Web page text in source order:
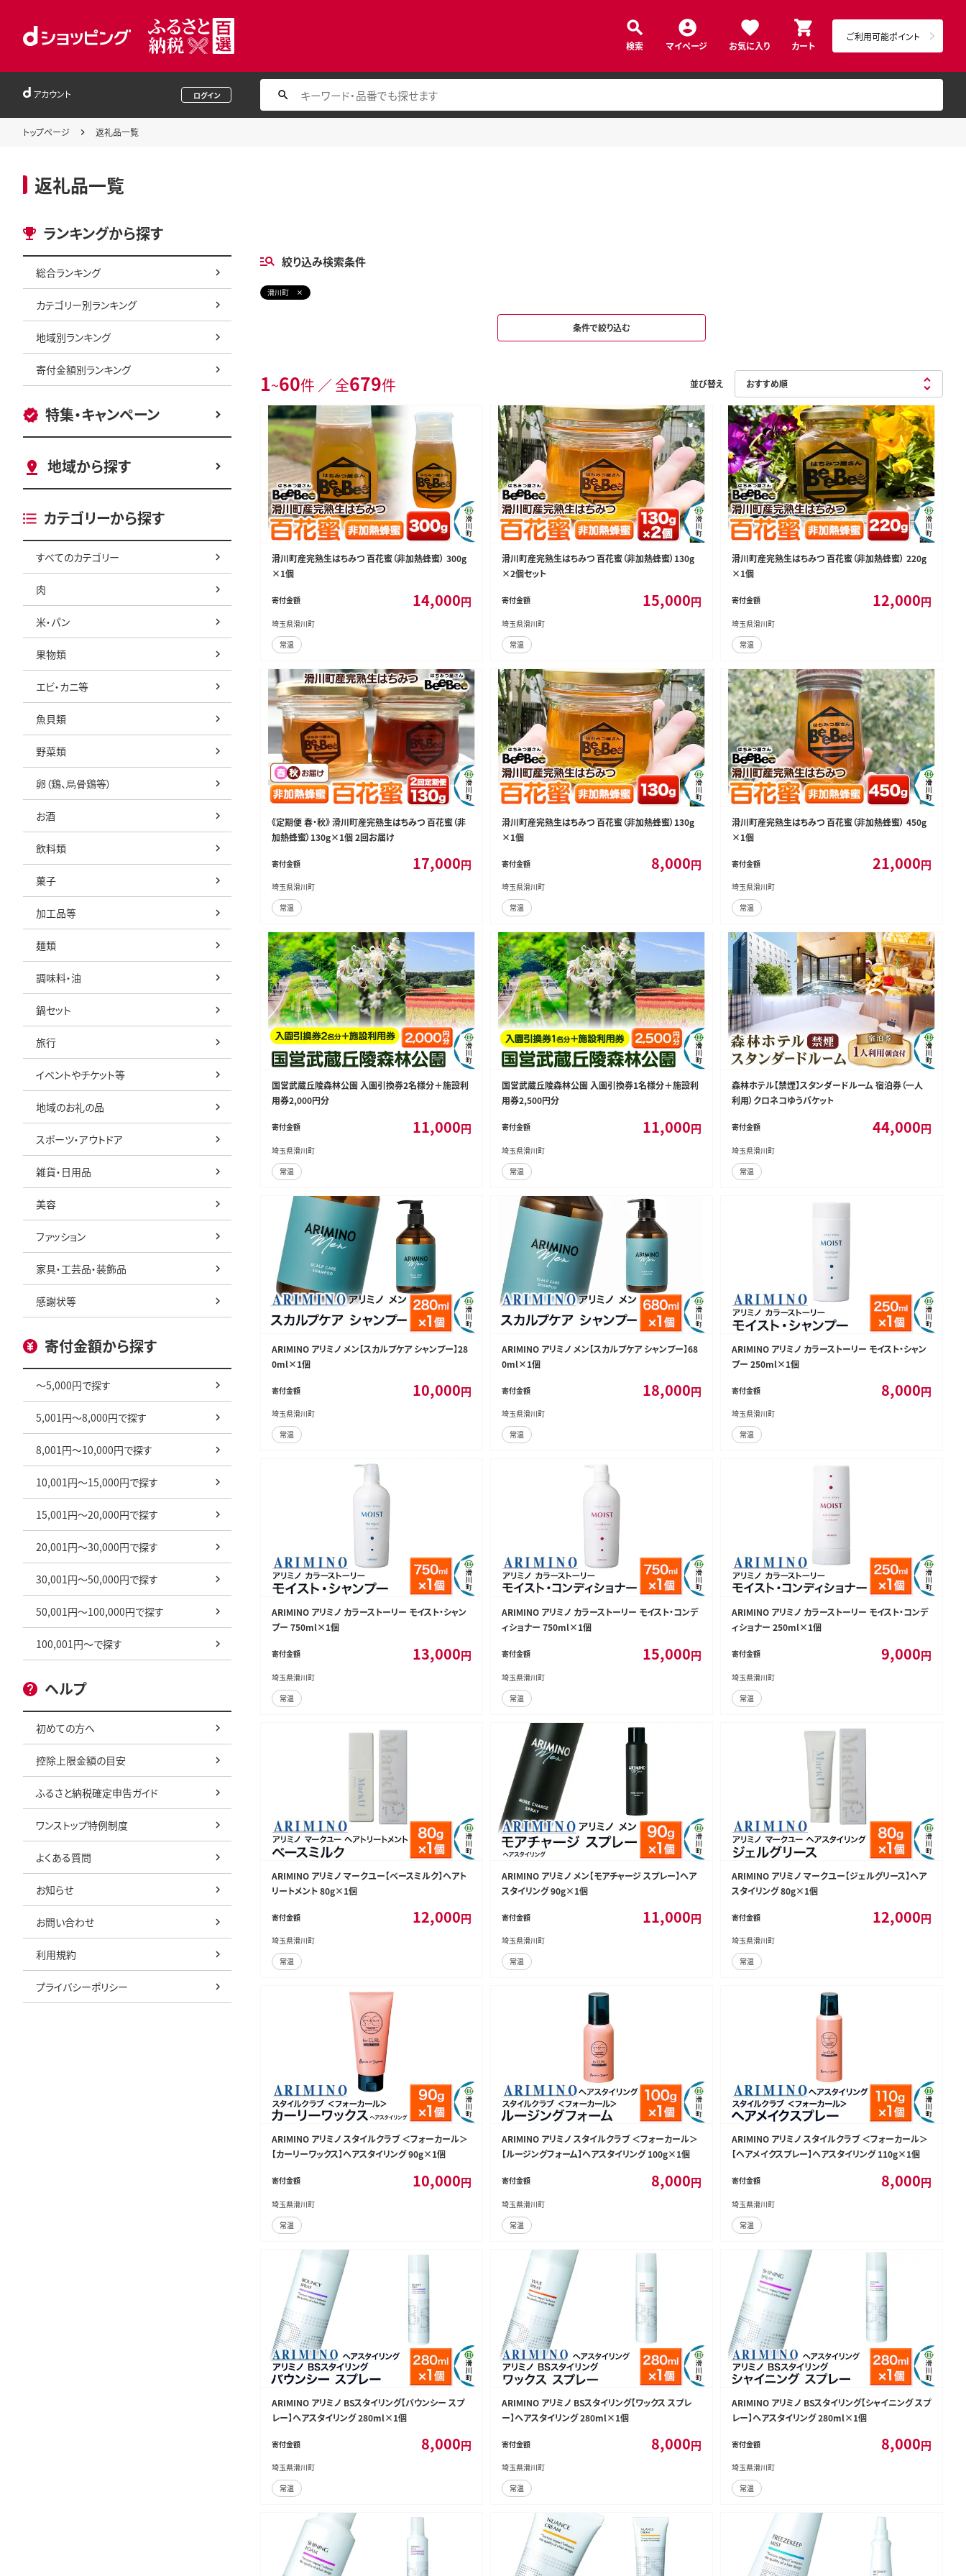
検索 マイページ お気に入り カート
ご利用可能ポイント
アカウント ログイン
トップページ 返礼品一覧
返礼品一覧
ランキングから探す
総合ランキング
カテゴリー別ランキング
地域別ランキング
寄付金額別ランキング
特集・キャンペーン
地域から探す
カテゴリーから探す
すべてのカテゴリー
肉
米・パン
果物類
エビ・カニ等
魚貝類
野菜類
卵（鶏、烏骨鶏等）
お酒
飲料類
菓子
加工品等
麺類
調味料・油
鍋セット
旅行
イベントやチケット等
地域のお礼の品
スポーツ・アウトドア
雑貨・日用品
美容
ファッション
家具・工芸品・装飾品
感謝状等
寄付金額から探す
～5,000円で探す
5,001円～8,000円で探す
8,001円～10,000円で探す
10,001円～15,000円で探す
15,001円～20,000円で探す
20,001円～30,000円で探す
30,001円～50,000円で探す
50,001円～100,000円で探す
100,001円～で探す
ヘルプ
初めての方へ
控除上限金額の目安
ふるさと納税確定申告ガイド
ワンストップ特例制度
よくある質問
お知らせ
お問い合わせ
利用規約
プライバシーポリシー
絞り込み検索条件
滑川町
条件で絞り込む
1~60件 ／ 全679件 並び替え
滑川町産完熟生はちみつ 百花蜜（非加熱蜂蜜） 300g
×1個
寄付金額 14,000円
埼玉県滑川町
常温
滑川町産完熟生はちみつ 百花蜜（非加熱蜂蜜）130g
×2個セット
寄付金額 15,000円
埼玉県滑川町
常温
滑川町産完熟生はちみつ 百花蜜（非加熱蜂蜜） 220g
×1個
寄付金額 12,000円
埼玉県滑川町
常温
《定期便 春・秋》 滑川町産完熟生はちみつ 百花蜜（非
加熱蜂蜜）130g×1個 2回お届け
寄付金額 17,000円
埼玉県滑川町
常温
滑川町産完熟生はちみつ 百花蜜（非加熱蜂蜜）130g
×1個
寄付金額 8,000円
埼玉県滑川町
常温
滑川町産完熟生はちみつ 百花蜜（非加熱蜂蜜） 450g
×1個
寄付金額 21,000円
埼玉県滑川町
常温
国営武蔵丘陵森林公園 入園引換券2名様分＋施設利
用券2,000円分
寄付金額 11,000円
埼玉県滑川町
常温
国営武蔵丘陵森林公園 入園引換券1名様分＋施設利
用券2,500円分
寄付金額 11,000円
埼玉県滑川町
常温
森林ホテル【禁煙】スタンダードルーム 宿泊券（一人
利用）クロネコゆうパケット
寄付金額 44,000円
埼玉県滑川町
常温
ARIMINO アリミノ メン【スカルプケア シャンプー】28
0ml×1個
寄付金額 10,000円
埼玉県滑川町
常温
ARIMINO アリミノ メン【スカルプケア シャンプー】68
0ml×1個
寄付金額 18,000円
埼玉県滑川町
常温
ARIMINO アリミノ カラーストーリー モイスト・シャン
プー 250ml×1個
寄付金額 8,000円
埼玉県滑川町
常温
ARIMINO アリミノ カラーストーリー モイスト・シャン
プー 750ml×1個
寄付金額 13,000円
埼玉県滑川町
常温
ARIMINO アリミノ カラーストーリー モイスト・コンデ
ィショナー 750ml×1個
寄付金額 15,000円
埼玉県滑川町
常温
ARIMINO アリミノ カラーストーリー モイスト・コンデ
ィショナー 250ml×1個
寄付金額 9,000円
埼玉県滑川町
常温
ARIMINO アリミノ マークユー【ベースミルク】ヘアト
リートメント 80g×1個
寄付金額 12,000円
埼玉県滑川町
常温
ARIMINO アリミノ メン【モアチャージ スプレー】ヘア
スタイリング 90g×1個
寄付金額 11,000円
埼玉県滑川町
常温
ARIMINO アリミノ マークユー【ジェルグリース】ヘア
スタイリング 80g×1個
寄付金額 12,000円
埼玉県滑川町
常温
ARIMINO アリミノ スタイルクラブ ＜フォーカール＞
【カーリーワックス】ヘアスタイリング 90g×1個
寄付金額 10,000円
埼玉県滑川町
常温
ARIMINO アリミノ スタイルクラブ ＜フォーカール＞
【ルージングフォーム】ヘアスタイリング 100g×1個
寄付金額 8,000円
埼玉県滑川町
常温
ARIMINO アリミノ スタイルクラブ ＜フォーカール＞
【ヘアメイクスプレー】ヘアスタイリング 110g×1個
寄付金額 8,000円
埼玉県滑川町
常温
ARIMINO アリミノ BSスタイリング【バウンシー スプ
レー】ヘアスタイリング 280ml×1個
寄付金額 8,000円
埼玉県滑川町
常温
ARIMINO アリミノ BSスタイリング【ワックス スプレ
ー】ヘアスタイリング 280ml×1個
寄付金額 8,000円
埼玉県滑川町
常温
ARIMINO アリミノ BSスタイリング【シャイニング スプ
レー】ヘアスタイリング 280ml×1個
寄付金額 8,000円
埼玉県滑川町
常温